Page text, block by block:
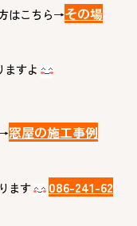
はこちら→その場
すよ
窓屋の施工事例
ます
086-241-62